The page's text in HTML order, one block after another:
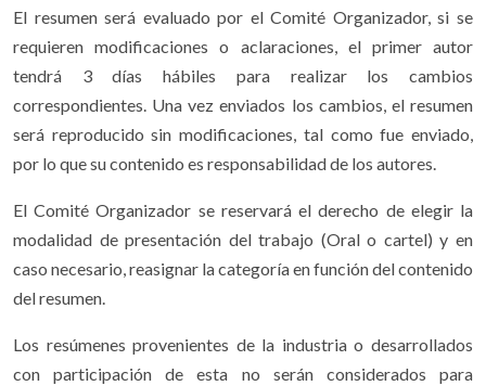
El resumen será evaluado por el Comité Organizador, si se
requieren modificaciones o aclaraciones, el primer autor
tendrá 3 días hábiles para realizar los cambios
correspondientes. Una vez enviados los cambios, el resumen
será reproducido sin modificaciones, tal como fue enviado,
por lo que su contenido es responsabilidad de los autores.
El Comité Organizador se reservará el derecho de elegir la
modalidad de presentación del trabajo (Oral o cartel) y en
caso necesario, reasignar la categoría en función del contenido
del resumen.
Los resúmenes provenientes de la industria o desarrollados
con participación de esta no serán considerados para